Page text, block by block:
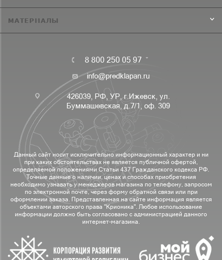
МАТЕРИАЛЫ
8 800 250 05 97
info@predklapan.ru
426039, РФ, УР, г.Ижевск, ул.
Буммашевская, д.7/1, оф. 309
Данный сайт носит исключительно информационный характер и ни
при каких обстоятельствах не является публичной офертой,
определяемой положениями Статьи 437 Гражданского кодекса РФ.
Точные данные о наличии, ценах и способах приобретения
необходимо узнавать у менеджеров магазина по телефону, запросом
по электронной почте, через форму обратной связи или при
оформлении заказа. Представленная на сайте информация является
объектами авторского права "Крионика". Любое использование
информации должно быть согласовано с администрацией данного
интернет-магазина.